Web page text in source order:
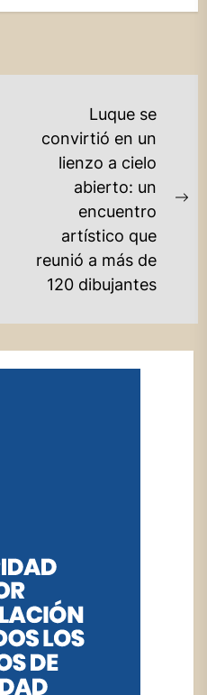
Luque se
convirtió en un
lienzo a cielo
abierto: un
encuentro
artístico que
reunió a más de
120 dibujantes